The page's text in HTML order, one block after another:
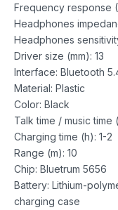
Frequency response
Headphones
Headphones
Driver size (mm): 13
Interface: Bluetooth
Material: Plastic
Color: Black
Talk time / music time
Charging time (h): 1-2
Range (m): 10
Chip: Bluetrum 5656
Battery: Lithium-
charging case